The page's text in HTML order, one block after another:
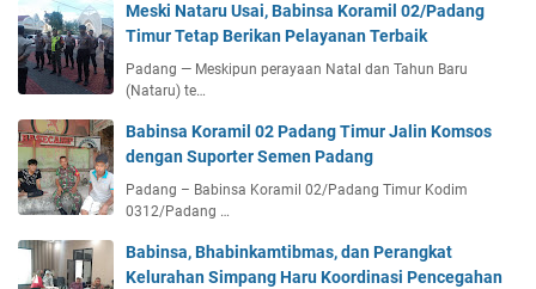
Meski Nataru Usai, Babinsa Koramil 02/Padang
Timur Tetap Berikan Pelayanan Terbaik
Padang — Meskipun perayaan Natal dan Tahun Baru
(Nataru) te…
Babinsa Koramil 02 Padang Timur Jalin Komsos
dengan Suporter Semen Padang
Padang – Babinsa Koramil 02/Padang Timur Kodim
0312/Padang …
Babinsa, Bhabinkamtibmas, dan Perangkat
Kelurahan Simpang Haru Koordinasi Pencegahan